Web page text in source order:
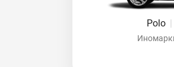
Polo |